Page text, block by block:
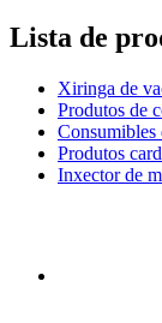
Lista de
Xiringa de
Produtos de
Consumibles
Produtos
Inxector de